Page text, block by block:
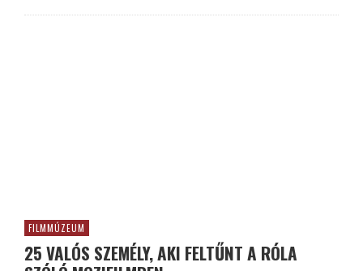
FILMMÚZEUM
25 VALÓS SZEMÉLY, AKI FELTŰNT A RÓLA